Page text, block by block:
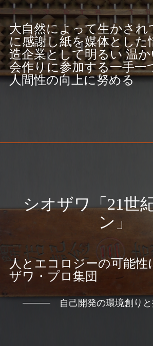
大自然によって生かされ
に感謝し紙を媒体とした
造企業として明るい 温
会作りに参加する一手一
人間性の向上に努める
シオザワ「21世
ン」
人とエコロジーの可能性
ザワ・プロ集団
自己開発の環境創り